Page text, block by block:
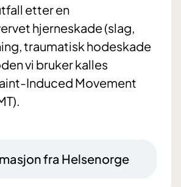
etter en
hjerneskade (slag,
traumatisk hodeskade
vi bruker kalles
Induced Movement
fra Helsenorge